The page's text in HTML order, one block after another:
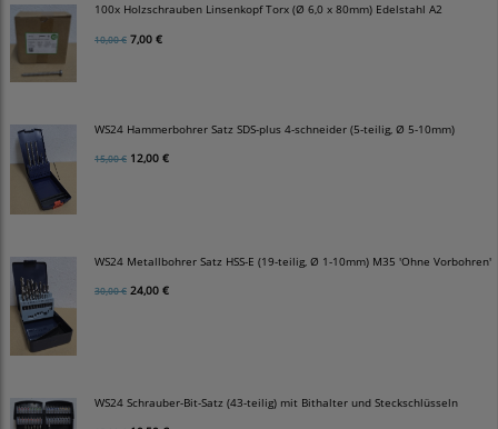
100x Holzschrauben Linsenkopf Torx (Ø 6,0 x 80mm) Edelstahl A2
10,00 € 7,00 €
WS24 Hammerbohrer Satz SDS-plus 4-schneider (5-teilig, Ø 5-10mm)
15,00 € 12,00 €
WS24 Metallbohrer Satz HSS-E (19-teilig, Ø 1-10mm) M35 'Ohne Vorbohren'
30,00 € 24,00 €
WS24 Schrauber-Bit-Satz (43-teilig) mit Bithalter und Steckschlüsseln